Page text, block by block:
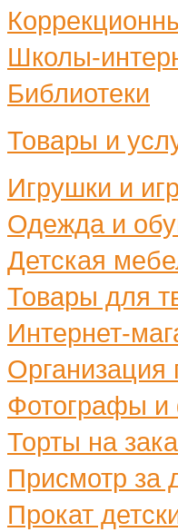
Школы-
Библиотеки
Товары и
Игрушки и
Одежда и
Детская
Товары для
Интернет-
Организация
Фотографы и
Торты на
Присмотр за
Прокат